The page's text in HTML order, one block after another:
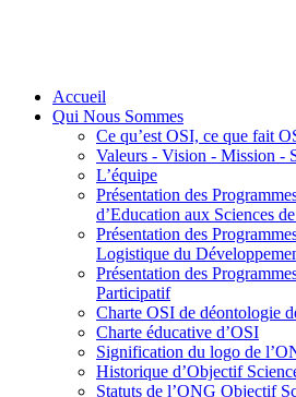
Accueil
Qui Nous Sommes
Ce qu’est OSI, ce que fait
Valeurs - Vision - Mission -
L’équipe
Présentation des
d’Education aux Sciences
Présentation des
Logistique du
Présentation des
Participatif
Charte OSI de déontologie
Charte éducative d’OSI
Signification du logo de
Historique d’Objectif
Statuts de l’ONG Objectif